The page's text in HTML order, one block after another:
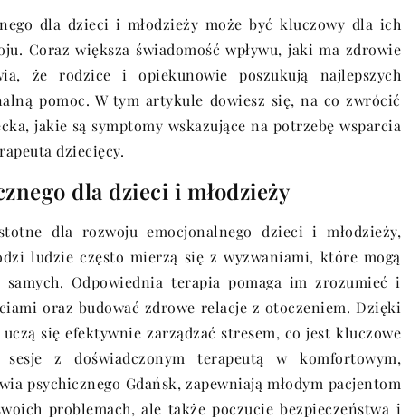
dla dzieci i młodzieży może być kluczowy dla ich
Coraz większa świadomość wpływu, jaki ma zdrowie
że rodzice i opiekunowie poszukują najlepszych
pomoc. W tym artykule dowiesz się, na co zwrócić
jakie są symptomy wskazujące na potrzebę wsparcia
dziecięcy.
dla dzieci i młodzieży
dla rozwoju emocjonalnego dzieci i młodzieży,
ludzie często mierzą się z wyzwaniami, które mogą
Odpowiednia terapia pomaga im zrozumieć i
oraz budować zdrowe relacje z otoczeniem. Dzięki
się efektywnie zarządzać stresem, co jest kluczowe
z doświadczonym terapeutą w komfortowym,
psychicznego Gdańsk, zapewniają młodym pacjentom
problemach, ale także poczucie bezpieczeństwa i